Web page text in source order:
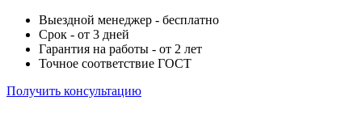
Выездной менеджер - бесплатно
Срок - от 3 дней
Гарантия на работы - от 2 лет
Точное соответствие ГОСТ
Получить консультацию